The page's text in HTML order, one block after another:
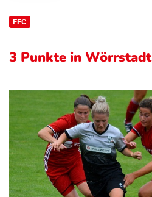
FFC
3 Punkte in Wörrstadt